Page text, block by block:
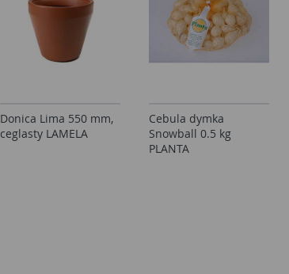
Donica Lima 550 mm,
ceglasty LAMELA
Cebula dymka
Snowball 0.5 kg
PLANTA